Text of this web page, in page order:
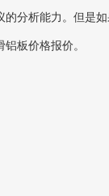
分析能力。但是
板价格报价。